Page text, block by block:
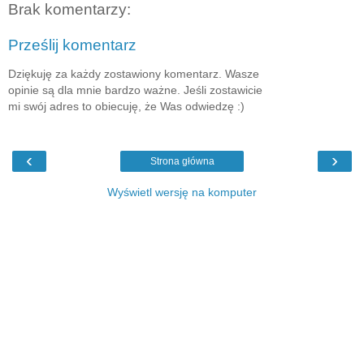
Brak komentarzy:
Prześlij komentarz
Dziękuję za każdy zostawiony komentarz. Wasze
opinie są dla mnie bardzo ważne. Jeśli zostawicie
mi swój adres to obiecuję, że Was odwiedzę :)
‹ ›
Strona główna
Wyświetl wersję na komputer